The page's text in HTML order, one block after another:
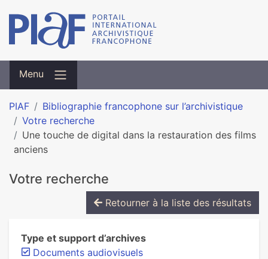
Menu
PIAF
Bibliographie francophone sur l’archivistique
Votre recherche
Une touche de digital dans la restauration des films
anciens
Votre recherche
Retourner à la liste des résultats
Type et support d’archives
Documents audiovisuels